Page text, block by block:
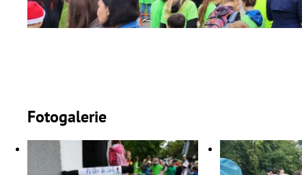
Fotogalerie